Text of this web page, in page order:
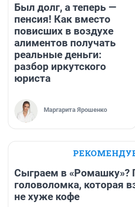
Был долг, а теперь —
пенсия! Как вместо
повисших в воздухе
алиментов получать
реальные деньги:
разбор иркутского
юриста
Маргарита Ярошенко
Сыграем в «Ромашку»?
головоломка, которая
не хуже кофе